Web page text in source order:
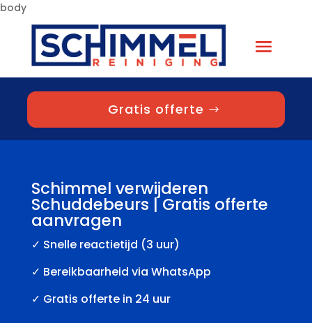
body
Gratis offerte
Schimmel verwijderen
Schuddebeurs | Gratis offerte
aanvragen
✓ Snelle reactietijd (3 uur)
✓ Bereikbaarheid via WhatsApp
✓ Gratis offerte in 24 uur